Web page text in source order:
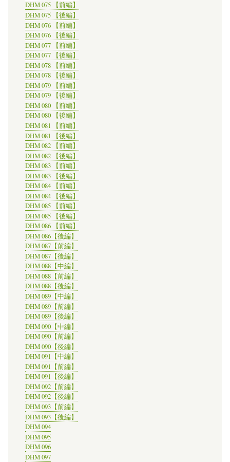
DHM 075 【前編】
DHM 075 【後編】
DHM 076 【前編】
DHM 076 【後編】
DHM 077 【前編】
DHM 077 【後編】
DHM 078 【前編】
DHM 078 【後編】
DHM 079 【前編】
DHM 079 【後編】
DHM 080 【前編】
DHM 080 【後編】
DHM 081 【前編】
DHM 081 【後編】
DHM 082 【前編】
DHM 082 【後編】
DHM 083 【前編】
DHM 083 【後編】
DHM 084 【前編】
DHM 084 【後編】
DHM 085 【前編】
DHM 085 【後編】
DHM 086 【前編】
DHM 086【後編】
DHM 087【前編】
DHM 087【後編】
DHM 088【中編】
DHM 088【前編】
DHM 088【後編】
DHM 089【中編】
DHM 089【前編】
DHM 089【後編】
DHM 090【中編】
DHM 090【前編】
DHM 090【後編】
DHM 091【中編】
DHM 091【前編】
DHM 091【後編】
DHM 092【前編】
DHM 092【後編】
DHM 093【前編】
DHM 093【後編】
DHM 094
DHM 095
DHM 096
DHM 097